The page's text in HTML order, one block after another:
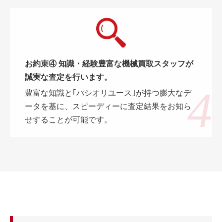
お約束④ 知識・経験豊富な機械買取スタッフが
誠実な査定を行います。
豊富な知識と｢パシオリユース｣が持つ膨大なデ
ータを基に、スピーディーに査定結果をお知ら
せすることが可能です。